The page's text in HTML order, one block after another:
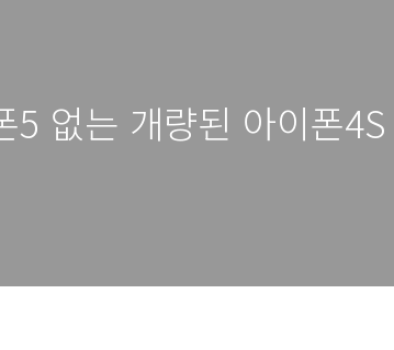
5 없는 개량된 아이폰4S